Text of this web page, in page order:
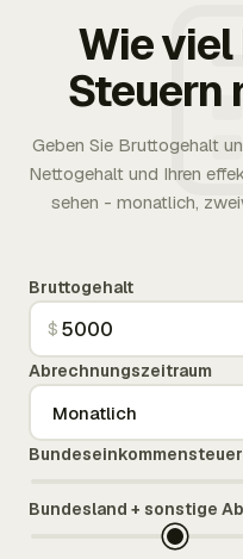
Wie
Steuern
Geben Sie Bruttogehalt
Nettogehalt und Ihren
sehen - monatlich,
Bruttogehalt
$
Abrechnungszeitraum
Bundeseinkommensteuer
Bundesland + sonstige